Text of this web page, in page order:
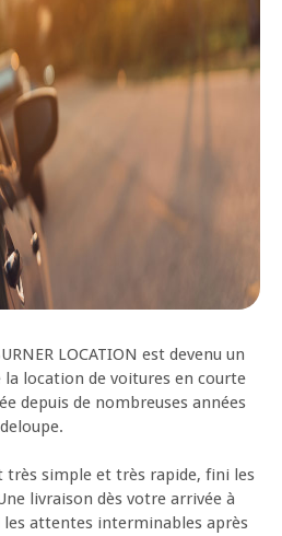
LOCATION est devenu un
location de voitures en courte
depuis de nombreuses années
très simple et très rapide, fini les
livraison dès votre arrivée à
attentes interminables après